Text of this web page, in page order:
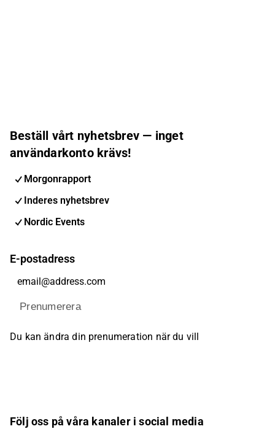
Beställ vårt nyhetsbrev — inget
användarkonto krävs!
Morgonrapport
Inderes nyhetsbrev
Nordic Events
E-postadress
Prenumerera
Du kan ändra din prenumeration när du vill
Följ oss på våra kanaler i social media